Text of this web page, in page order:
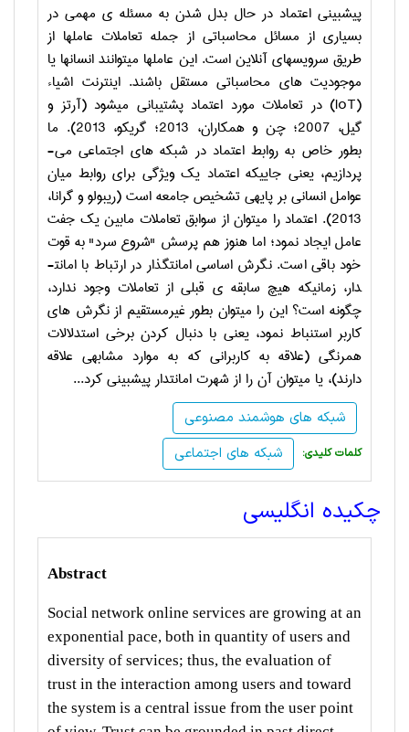
پیش­بینی اعتماد در حال بدل شدن به مسئله­ ی مهمی در
بسیاری از مسائل محاسباتی از جمله تعاملات عامل­ها از
طریق سرویس­های آنلاین است. این عامل­ها می­توانند انسان­ها یا
موجودیت­ های محاسباتی مستقل باشند. اینترنت اشیاء
(
IoT) در تعاملات مورد اعتماد پشتیبانی می­شود (آرتز و
گیل، 2007؛ چن و همکاران، 2013؛ گریکو، 2013). ما
بطور خاص به روابط اعتماد در شبکه­ های اجتماعی می­
پردازیم، یعنی جاییکه اعتماد یک ویژگی برای روابط میان
عوامل انسانی بر پایه­ی تشخیص جامعه است (ریبولو و گرانا،
2013). اعتماد را می­توان از سوابق تعاملات مابین یک جفت
عامل ایجاد نمود؛ اما هنوز هم پرسش "شروع سرد" به قوت
خود باقی است. نگرش اساسی امانت­گذار در ارتباط با امانت­
دار، زمانیکه هیچ سابقه­ ی قبلی از تعاملات وجود ندارد،
چگونه است؟ این را می­توان بطور غیرمستقیم از نگرش ­های
کاربر استنباط نمود، یعنی با دنبال کردن برخی استدلالات
هم­رنگی (علاقه به کاربرانی که به موارد مشابهی علاقه
دارند)، یا می­توان آن را از شهرت امانت­دار پیش­بینی کرد...
شبکه های هوشمند مصنوعی
شبکه های اجتماعی
:کلمات کلیدی
چکیده انگلیسی
Abstract
Social network online services are growing at an
exponential pace, both in quantity of users and
diversity of services; thus, the evaluation of
trust in the interaction among users and toward
the system is a central issue from the user point